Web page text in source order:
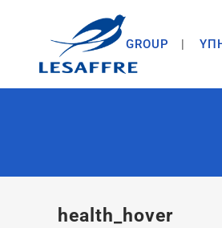
GROUP
health_hover